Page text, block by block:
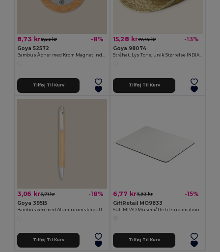
8,73 kr9,53 kr -8%
Goya 52572
Tilføj Til Kurv
15,28 kr17,46 kr -13%
Goya 98074
Tilføj Til Kurv
3,06 kr3,71 kr -18%
Goya 39515
Tilføj Til Kurv
6,77 kr7,93 kr -15%
GiftRetail MO9833
SULIMPAD Musemåtte til sublimation
Tilføj Til Kurv